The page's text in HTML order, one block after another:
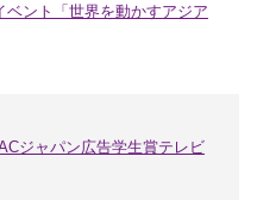
ント「世界を動かすアジア
ジャパン広告学生賞テレビ